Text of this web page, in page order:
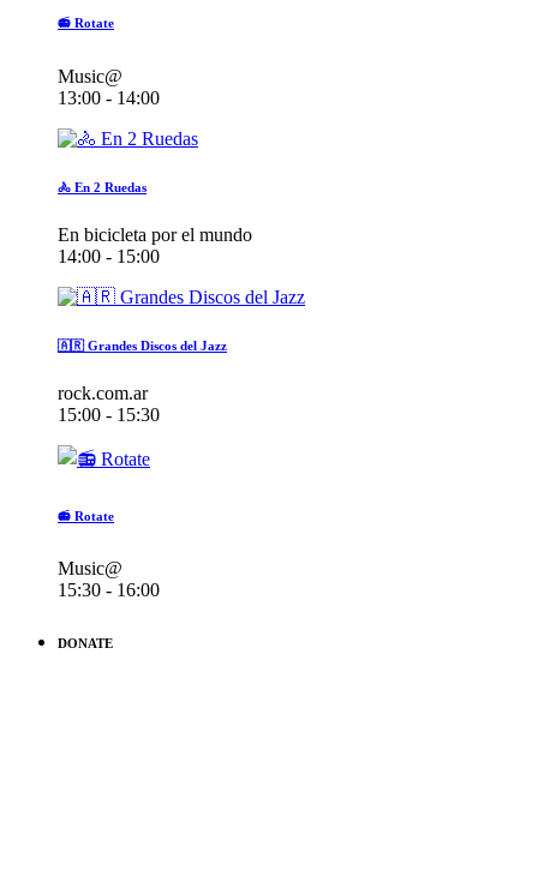
📻 Rotate
Music@
13:00 - 14:00
🚴 En 2 Ruedas
En bicicleta por el mundo
14:00 - 15:00
🇦🇷 Grandes Discos del Jazz
rock.com.ar
15:00 - 15:30
📻 Rotate
Music@
15:30 - 16:00
DONATE